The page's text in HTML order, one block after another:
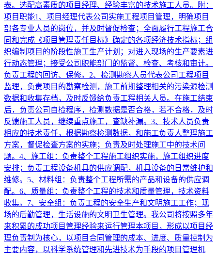
表。选配高素质的项目经理、经验丰富的技术施工人员。附：
项目职能1、项目经理代表公司实施工程项目管理，明确项目
部各专业人员的岗位，并及时督促检查；全面履行工程施工合
同和完成《项目管理责任目标》确定的各项经济技术指标；组
织编制项目的阶段性施工生产计划；对进入现场的生产要素进
行动态管理；接受公司职能部门的监督、检查、考核和审计。
负责工程的回访、保修。2、检测勘察人员代表公司工程项目
监理，负责项目的勘察检测，施工前期整理相关的污染源检测
数据和收集存档，及时反馈给负责工程相关人员。在施工结束
后，负责公司自检程序，检测数据是否合格，若不合格，及时
反馈施工人员，继续重点施工，查缺补漏。3、技术人员负责
相应的技术责任，根据勘察检测数据，和施工负责人整理施工
方案，督促检查方案的实施；负责及时处理施工中的技术问
题。4、施工组：负责整个工程施工组织实施，施工组织进度
安排；负责工程设备机具的供应调配，机具设备的日常维护和
维修。5、材料组：负责整个工程所需的产品和设备的供应调
配。6、质量组：负责整个工程的技术和质量管理，技术资料
收集。7、安全组：负责工程的安全生产和文明施工工作；现
场的后勤管理，生活设施的文明卫生管理。我公司将按照多年
来积累的成功项目管理经验来运行管理本项目，形成以项目经
理负责制为核心，以项目合同管理的成本、进度、质量控制为
主要内容，以科学系统管理和先进技术为手段的项目管理机